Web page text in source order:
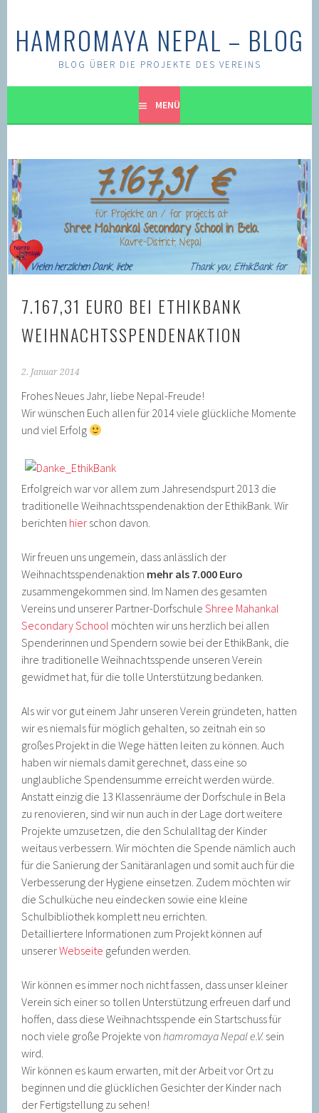
Inhalt
HAMROMAYA NEPAL – BLOG
BLOG ÜBER DIE PROJEKTE DES VEREINS
MENÜ
7.167,31 EURO BEI ETHIKBANK
WEIHNACHTSSPENDENAKTION
2. Januar 2014
Frohes Neues Jahr, liebe Nepal-Freude!
Wir wünschen Euch allen für 2014 viele glückliche Momente
und viel Erfolg
Erfolgreich war vor allem zum Jahresendspurt 2013 die
traditionelle Weihnachtsspendenaktion der EthikBank. Wir
berichten hier schon davon.
Wir freuen uns ungemein, dass anlässlich der
Weihnachtsspendenaktion mehr als 7.000 Euro
zusammengekommen sind. Im Namen des gesamten
Vereins und unserer Partner-DorfschuleShree Mahankal
Secondary School möchten wir uns herzlich bei allen
Spenderinnen und Spendern sowie bei der EthikBank, die
ihre traditionelle Weihnachtsspende unseren Verein
gewidmet hat, für die tolle Unterstützung bedanken.
Als wir vor gut einem Jahr unseren Verein gründeten, hatten
wir es niemals für möglich gehalten, so zeitnah ein so
großes Projekt in die Wege hätten leiten zu können. Auch
haben wir niemals damit gerechnet, dass eine so
unglaubliche Spendensumme erreicht werden würde.
Anstatt einzig die 13 Klassenräume der Dorfschule in Bela
zu renovieren, sind wir nun auch in der Lage dort weitere
Projekte umzusetzen, die den Schulalltag der Kinder
weitaus verbessern. Wir möchten die Spende nämlich auch
für die Sanierung der Sanitäranlagen und somit auch für die
Verbesserung der Hygiene einsetzen. Zudem möchten wir
die Schulküche neu eindecken sowie eine kleine
Schulbibliothek komplett neu errichten.
Detailliertere Informationen zum Projekt können auf
unsererWebseite gefunden werden.
Wir können es immer noch nicht fassen, dass unser kleiner
Verein sich einer so tollen Unterstützung erfreuen darf und
hoffen, dass diese Weihnachtsspende ein Startschuss für
noch viele große Projekte vonhamromaya Nepal e.V. sein
wird.
Wir können es kaum erwarten, mit der Arbeit vor Ort zu
beginnen und die glücklichen Gesichter der Kinder nach
der Fertigstellung zu sehen!